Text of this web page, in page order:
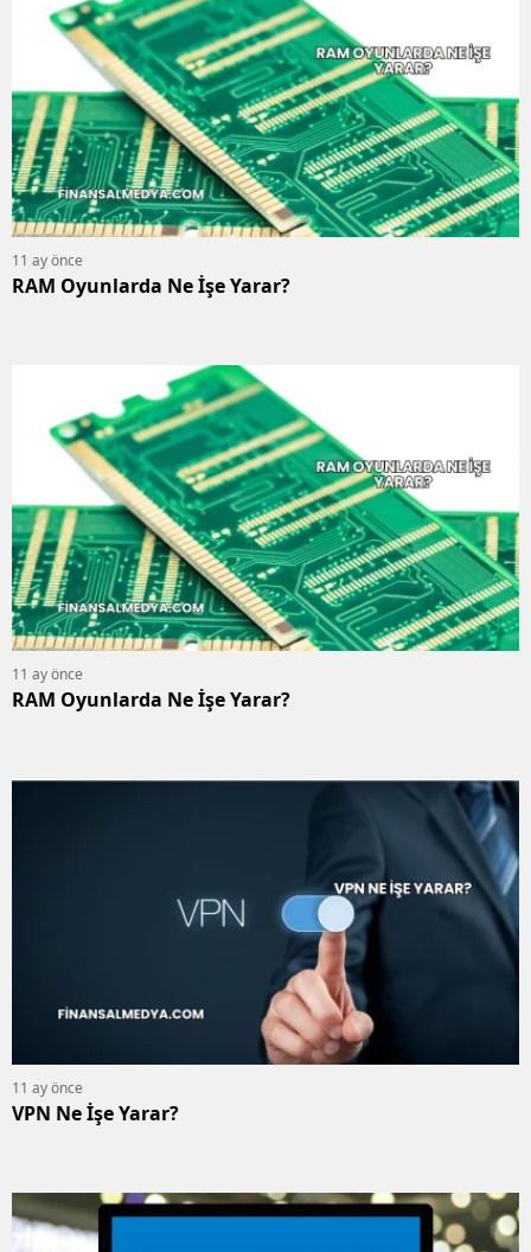
11 ay önce
RAM Oyunlarda Ne İşe Yarar?
11 ay önce
RAM Oyunlarda Ne İşe Yarar?
11 ay önce
VPN Ne İşe Yarar?